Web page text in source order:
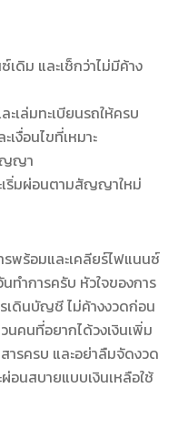
ดิม และเช็กว่าไม่มีค้าง
ะเล่มทะเบียนรถให้ครบ
เงื่อนไขที่เหมาะ
ญญา
ริ่มผ่อนตามสัญญาใหม่
พร้อมและเคลียร์ไฟแนนซ์
ทำการครับ หัวใจของการ
เดินบัญชี ไม่ค้างงวดก่อน
นคนที่อยากได้วงเงินเพิ่ม
รครบ และอย่าลืมจัดงวด
อนสบายแบบเงินเหลือใช้